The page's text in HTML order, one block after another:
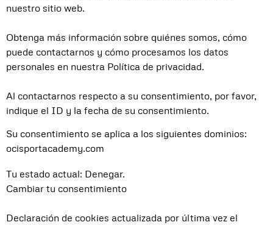
nuestro sitio web.
Obtenga más información sobre quiénes somos, cómo
puede contactarnos y cómo procesamos los datos
personales en nuestra Política de privacidad.
Al contactarnos respecto a su consentimiento, por favor,
indique el ID y la fecha de su consentimiento.
Su consentimiento se aplica a los siguientes dominios:
ocisportacademy.com
Tu estado actual: Denegar.
Cambiar tu consentimiento
Declaración de cookies actualizada por última vez el